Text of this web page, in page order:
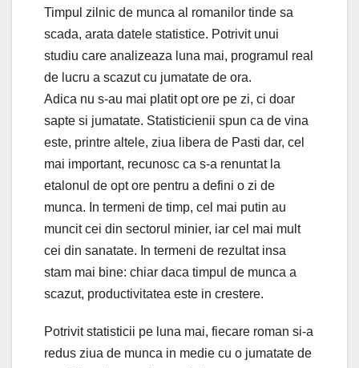
Timpul zilnic de munca al romanilor tinde sa
scada, arata datele statistice. Potrivit unui
studiu care analizeaza luna mai, programul real
de lucru a scazut cu jumatate de ora.
Adica nu s-au mai platit opt ore pe zi, ci doar
sapte si jumatate. Statisticienii spun ca de vina
este, printre altele, ziua libera de Pasti dar, cel
mai important, recunosc ca s-a renuntat la
etalonul de opt ore pentru a defini o zi de
munca. In termeni de timp, cel mai putin au
muncit cei din sectorul minier, iar cel mai mult
cei din sanatate. In termeni de rezultat insa
stam mai bine: chiar daca timpul de munca a
scazut, productivitatea este in crestere.
Potrivit statisticii pe luna mai, fiecare roman si-a
redus ziua de munca in medie cu o jumatate de